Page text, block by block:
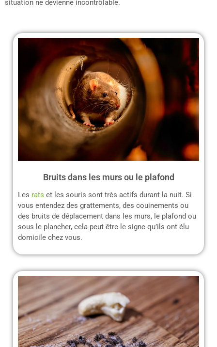
situation ne devienne incontrôlable.
Bruits dans les murs ou le plafond
Les rats et les souris sont très actifs durant la nuit. Si
vous entendez des grattements, des couinements ou
des bruits de déplacement dans les murs, le plafond ou
sous le plancher, cela peut être le signe qu’ils ont élu
domicile chez vous.